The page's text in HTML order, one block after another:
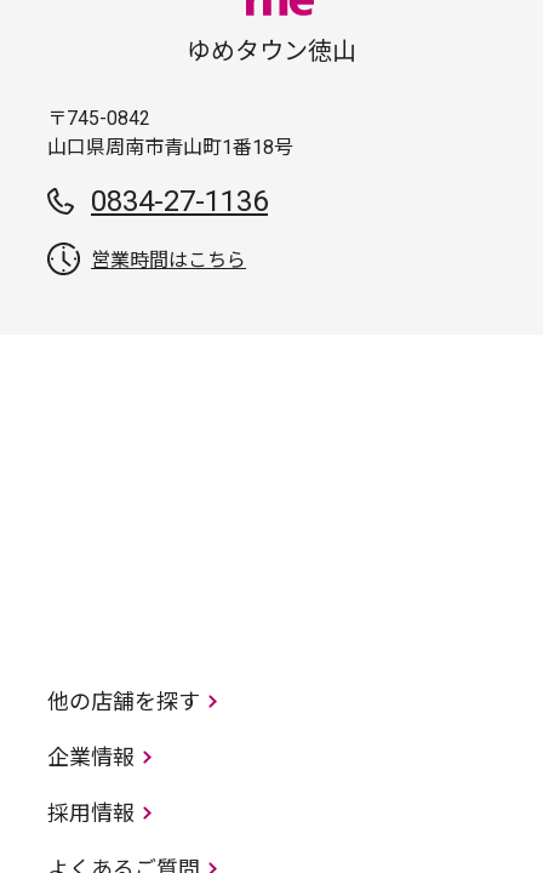
ゆめタウン徳山
〒745-0842
山口県周南市青山町1番18号
0834-27-1136
営業時間はこちら
他の店舗を探す
企業情報
採用情報